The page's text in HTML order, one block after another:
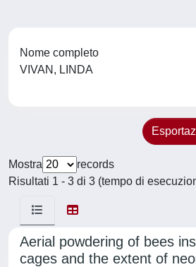
Nome completo
VIVAN, LINDA
Mostra
records
Risultati 1 - 3 di 3 (tempo di
Aerial powdering of bees
cages and the extent of